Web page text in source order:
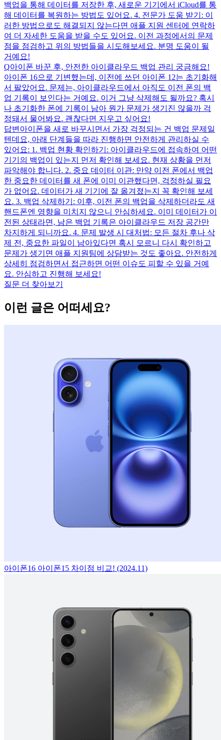
백업을 통해 데이터를 저장한 후, 새로운 기기에서 iCloud를 통
해 데이터를 복원하는 방법도 있어요. 4. 전문가 도움 받기: 이
러한 방법으로도 해결되지 않는다면 애플 지원 센터에 연락하
여 더 자세한 도움을 받을 수도 있어요. 이전 과정에서의 문제
점을 점검하고 위의 방법들을 시도해보세요. 분명 도움이 될
거예요!
Q아이폰 바꾼 후, 안전한 아이클라우드 백업 관리 궁금해요!
아이폰 16으로 기변했는데, 이전에 쓰던 아이폰 12는 초기화해
서 팔았어요. 문제는, 아이클라우드에서 아직도 이전 폰의 백
업 기록이 보인다는 거예요. 이거 그냥 삭제해도 될까요? 혹시
나 초기화한 폰에 기록이 남아 뭔가 문제가 생기진 않을까 걱
정돼서 물어봐요. 괜찮다면 지우고 싶어요!
답변 아이폰을 새로 바꾸시면서 가장 걱정되는 건 백업 문제일
텐데요, 아래 단계들을 따라 진행하면 안전하게 관리하실 수
있어요: 1. 백업 현황 확인하기: 아이클라우드에 접속하여 어떤
기기의 백업이 있는지 먼저 확인해 보세요. 현재 상황을 먼저
파악해야 합니다. 2. 중요 데이터 이관: 만약 이전 폰에서 백업
한 중요한 데이터를 새 폰에 이미 이관했다면, 걱정하실 필요
가 없어요. 데이터가 새 기기에 잘 옮겨졌는지 꼭 확인해 보세
요. 3. 백업 삭제하기: 이후, 이전 폰의 백업을 삭제하더라도 새
핸드폰엔 영향을 미치지 않으니 안심하세요. 이미 데이터가 이
전된 상태라면, 남은 백업 기록은 아이클라우드 저장 공간만
차지하게 되니까요. 4. 문제 발생 시 대처법: 모든 절차 후나 삭
제 전, 중요한 파일이 남아있다면 혹시 모르니 다시 확인하고
문제가 생기면 애플 지원팀에 상담받는 것도 좋아요. 안전하게
상세히 점검하면서 접근하면 어떤 이슈도 피할 수 있을 거예
요. 안심하고 진행해 보세요!
질문 더 찾아보기
이런 글은 어떠세요?
아이폰16 아이폰15 차이점 비교! (2024.11)